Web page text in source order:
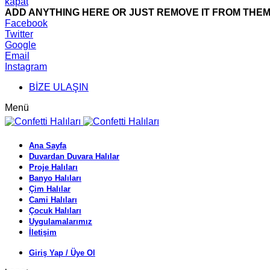
ADD ANYTHING HERE OR JUST REMOVE IT FROM
Facebook
Twitter
Google
Email
Instagram
BİZE ULAŞIN
Menü
Ana Sayfa
Duvardan Duvara Halılar
Proje Halıları
Banyo Halıları
Çim Halılar
Cami Halıları
Çocuk Halıları
Uygulamalarımız
İletişim
Giriş Yap / Üye Ol